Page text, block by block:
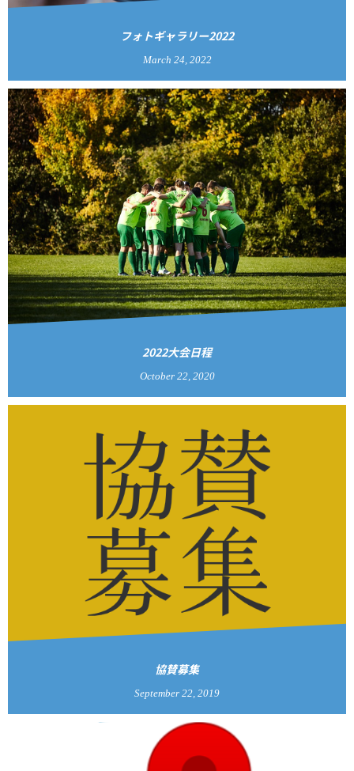
フォトギャラリー2022
March 24 2022
2022大会日程
October 22, 2020
協賛募集
September 22 2019